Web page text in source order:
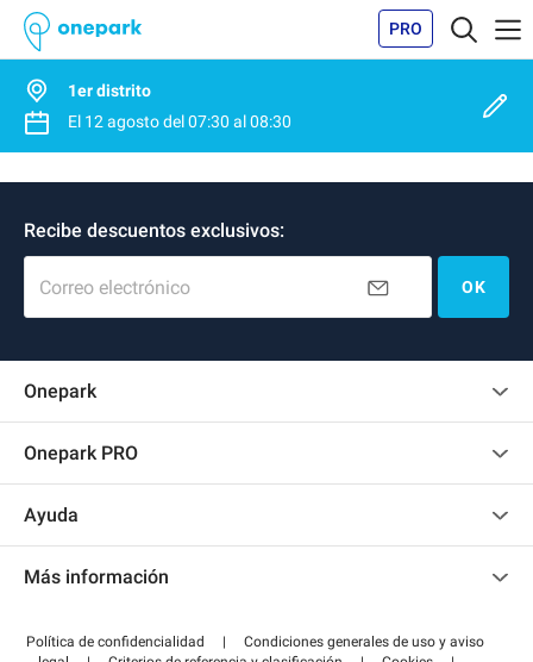
PRO
1er distrito
El 12 agostodel07:30 al08:30
Recibe descuentos exclusivos:
Correo electrónico OK
Onepark
Onepark PRO
Convertirse en colaborador
Acceder a mi área de colaborador
Ayuda
Más información
Guía de estacionamiento
Política de confidencialidad |
Condiciones generales de uso y aviso